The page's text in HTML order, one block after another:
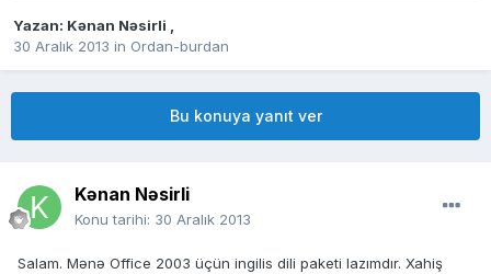
Yazan: Kənan Nəsirli ,
30 Aralık 2013 in Ordan-burdan
Bu konuya yanıt ver
Kənan Nəsirli
Konu tarihi: 30 Aralık 2013
Salam. Mənə Office 2003 üçün ingilis dili paketi lazımdır. Xahiş